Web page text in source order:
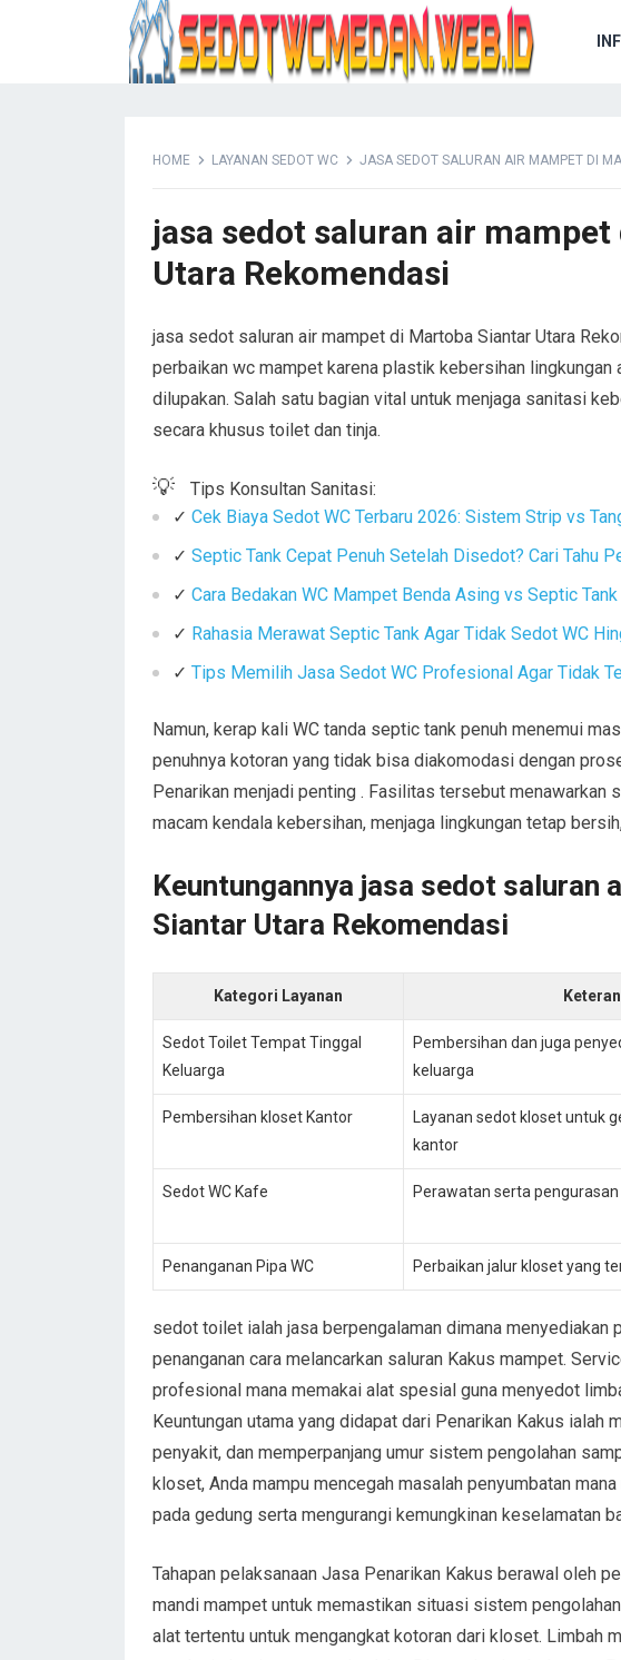
HOME LAYANAN SEDOT WC JASA SEDOT SALURAN AIR MAMPET DI
jasa sedot saluran air
Utara Rekomendasi
jasa sedot saluran air mampet di Martoba Siantar Utara
perbaikan wc mampet karena plastik kebersihan
dilupakan. Salah satu bagian vital untuk menjaga sanitasi
secara khusus toilet dan tinja.
💡
Tips Konsultan Sanitasi:
✓ Cek Biaya Sedot WC Terbaru 2026: Sistem Strip vs
✓ Septic Tank Cepat Penuh Setelah Disedot? Cari Tahu
✓ Cara Bedakan WC Mampet Benda Asing vs Septic
✓ Rahasia Merawat Septic Tank Agar Tidak Sedot WC
✓ Tips Memilih Jasa Sedot WC Profesional Agar Tidak
Namun, kerap kali WC tanda septic tank penuh menemui
penuhnya kotoran yang tidak bisa diakomodasi dengan
Penarikan menjadi penting . Fasilitas tersebut
macam kendala kebersihan, menjaga lingkungan tetap
Keuntungannya jasa sedot saluran
Siantar Utara Rekomendasi
Kategori Layanan
Sedot Toilet Tempat Tinggal
Keluarga
Pembersihan dan juga
keluarga
Pembersihan kloset Kantor
Layanan sedot kloset untuk
kantor
Sedot WC Kafe Perawatan serta
Penanganan Pipa WC Perbaikan jalur kloset yang
sedot toilet ialah jasa berpengalaman dimana menyediakan
penanganan cara melancarkan saluran Kakus mampet.
profesional mana memakai alat spesial guna menyedot
Keuntungan utama yang didapat dari Penarikan Kakus ialah
penyakit, dan memperpanjang umur sistem pengolahan
kloset, Anda mampu mencegah masalah penyumbatan
pada gedung serta mengurangi kemungkinan keselamatan
Tahapan pelaksanaan Jasa Penarikan Kakus berawal oleh
mandi mampet untuk memastikan situasi sistem
alat tertentu untuk mengangkat kotoran dari kloset. Limbah